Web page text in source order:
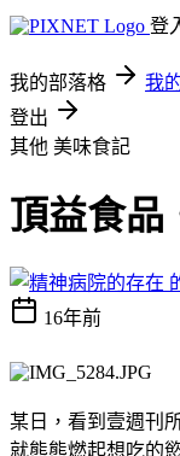
登
我的部落格 我
登出
其他 美味食記
頂益食品
16年前
某日，看到壹週刊
就熊熊燃起想吃的